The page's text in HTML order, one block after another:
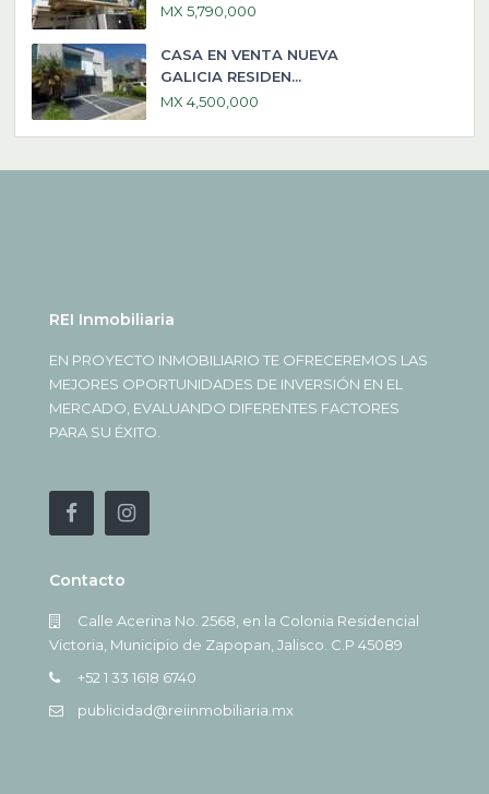
MX 5,790,000
CASA EN VENTA NUEVA
GALICIA RESIDEN...
MX 4,500,000
REI Inmobiliaria
EN PROYECTO INMOBILIARIO TE OFRECEREMOS LAS
MEJORES OPORTUNIDADES DE INVERSIÓN EN EL
MERCADO, EVALUANDO DIFERENTES FACTORES
PARA SU ÉXITO.
Contacto
Calle Acerina No. 2568, en la Colonia Residencial
Victoria, Municipio de Zapopan, Jalisco. C.P 45089
+52 1 33 1618 6740
publicidad@reiinmobiliaria.mx